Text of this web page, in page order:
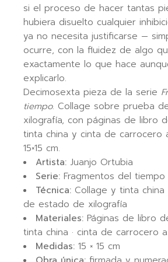
si el proceso de hacer tantas
hubiera disuelto cualquier
ya no necesita justificarse —
ocurre, con la fluidez de algo
exactamente lo que hace
explicarlo.
Decimosexta pieza de la serie
tiempo. Collage sobre prueba
xilografía, con páginas de libro
tinta china y cinta de carrocero
15×15 cm.
Artista: Juanjo Ortubia
Serie: Fragmentos del tiempo
Técnica: Collage y tinta
de estado de xilografía
Materiales: Páginas de libro
tinta china · cinta de carrocero
Medidas: 15 × 15 cm